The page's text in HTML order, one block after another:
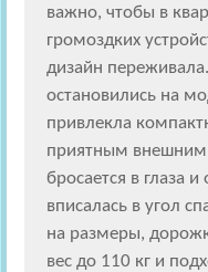
важно, чтобы в
громоздких
дизайн
остановились на
привлекла
приятным
бросается в глаза и
вписалась в угол
на размеры,
вес до 110 кг и